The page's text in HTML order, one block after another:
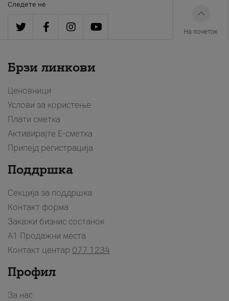
Следете нè
На почеток
Брзи линкови
Ценовници
Услови за користење
Плати сметка
Активирајте Е-сметка
Припејд регистрација
Поддршка
Секција за поддршка
Контакт форма
Закажи бизнис состанок
A1 Продажни места
Контакт центар 077 1234
Профил
За нас